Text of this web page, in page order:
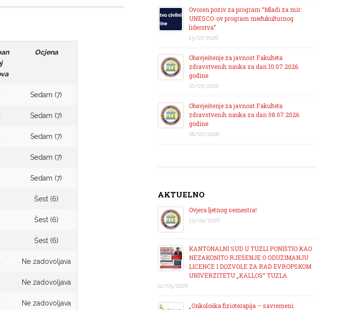
Ocjena
Sedam (7)
Sedam (7)
Sedam (7)
Sedam (7)
Sedam (7)
Šest (6)
Šest (6)
Šest (6)
Ne zadovoljava
Ne zadovoljava
Ne zadovoljava
Ovoren poziv za program “Mladi za mir:
UNESCO-ov program međukulturnog
liderstva”
13/07/2026
Obavještenje za javnost Fakulteta
zdravstvenih nauka za dan 10.07.2026.
godine
10/07/2026
Obavještenje za javnost Fakulteta
zdravstvenih nauka za dan 08.07.2026.
godine
08/07/2026
AKTUELNO
Ovjera ljetnog semestra!
25/05/2026
KANTONALNI SUD U TUZLI PONIŠTIO KAO
NEZAKONITO RJEŠENJE O ODUZIMANJU
LICENCE I DOZVOLE ZA RAD EVROPSKOM
UNIVERZITETU „KALLOS“ TUZLA
12/05/2026
„Onkološka fizioterapija – savremeni